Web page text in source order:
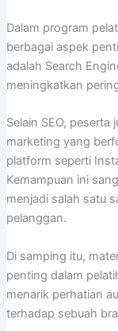
Dalam program
berbagai aspek
adalah Search
meningkatkan
Selain SEO, peserta
marketing yang
platform seperti
Kemampuan ini
menjadi salah satu
pelanggan.
Di samping itu,
penting dalam
menarik perhatian
terhadap sebuah